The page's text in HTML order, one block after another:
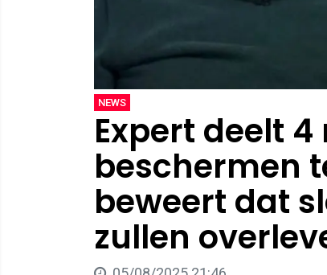
NEWS
Expert deelt
beschermen
beweert dat
zullen